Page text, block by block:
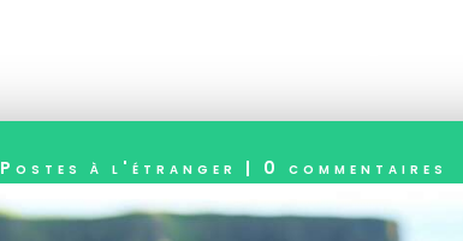
Postes à l'étranger | 0 commentaires